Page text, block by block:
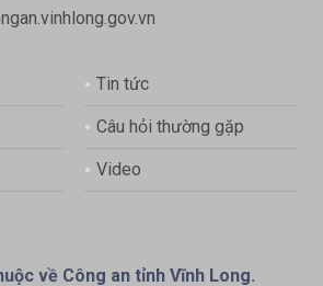
Tin tức
Câu hỏi thường gặp
Video
về Công an tỉnh Vĩnh Long.